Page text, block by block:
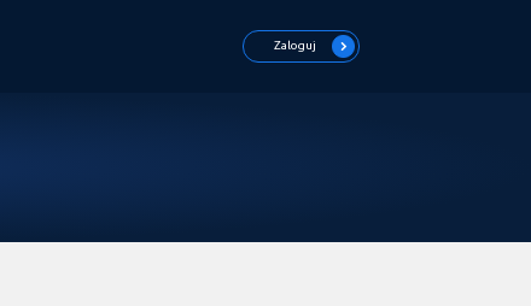
Zaloguj